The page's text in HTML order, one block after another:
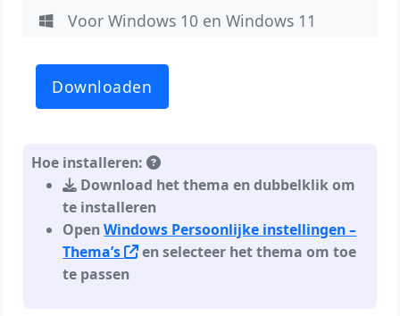
Voor Windows 10 en Windows 11
Downloaden
Hoe installeren:
Download het thema en dubbelklik om
te installeren
OpenWindows Persoonlijke instellingen –
Thema’s
en selecteer het thema om toe
te passen